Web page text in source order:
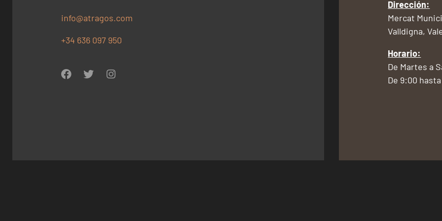
info@atragos.com
+34 636 097 950
Dirección:
Mercat
Valldigna,
Horario:
De Martes a
De 9:00